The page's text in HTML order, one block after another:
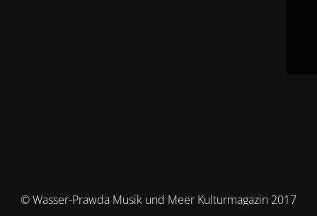
© Wasser-Prawda Musik und Meer Kulturmagazin 2017